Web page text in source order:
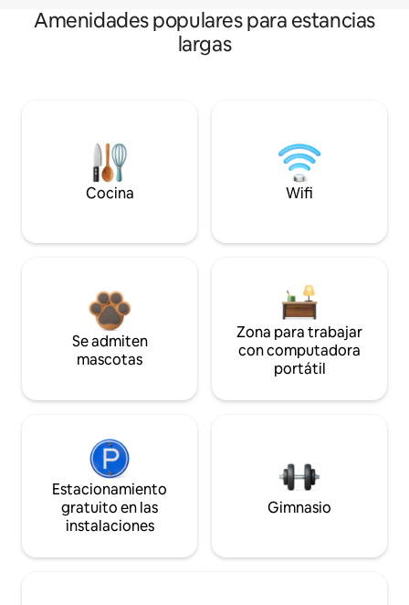
Amenidades populares para estancias
largas
Cocina Wifi
Se admiten
mascotas
Zona para trabajar
con computadora
portátil
Estacionamiento
gratuito en las
instalaciones
Gimnasio